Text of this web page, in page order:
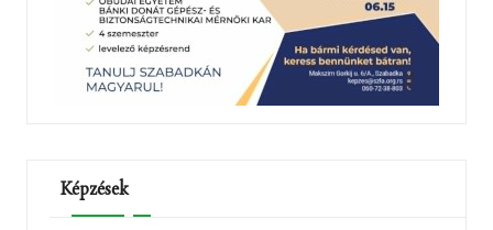
Képzések